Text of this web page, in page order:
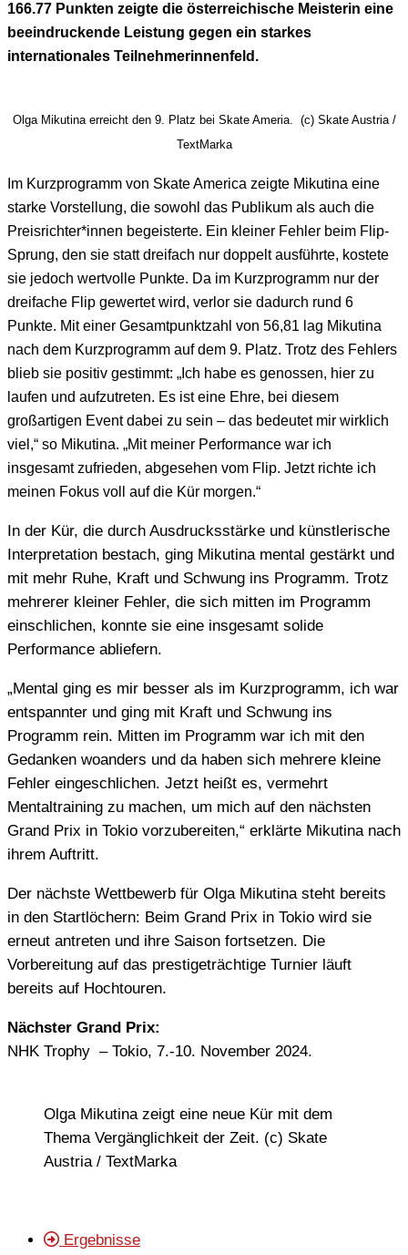
166.77 Punkten zeigte die österreichische Meisterin eine
beeindruckende Leistung gegen ein starkes
internationales Teilnehmerinnenfeld.
Olga Mikutina erreicht den 9. Platz bei Skate Ameria. (c) Skate Austria /
TextMarka
Im Kurzprogramm von Skate America zeigte Mikutina eine
starke Vorstellung, die sowohl das Publikum als auch die
Preisrichter*innen begeisterte. Ein kleiner Fehler beim Flip-
Sprung, den sie statt dreifach nur doppelt ausführte, kostete
sie jedoch wertvolle Punkte. Da im Kurzprogramm nur der
dreifache Flip gewertet wird, verlor sie dadurch rund 6
Punkte. Mit einer Gesamtpunktzahl von 56,81 lag Mikutina
nach dem Kurzprogramm auf dem 9. Platz. Trotz des Fehlers
blieb sie positiv gestimmt: „Ich habe es genossen, hier zu
laufen und aufzutreten. Es ist eine Ehre, bei diesem
großartigen Event dabei zu sein – das bedeutet mir wirklich
viel,“ so Mikutina. „Mit meiner Performance war ich
insgesamt zufrieden, abgesehen vom Flip. Jetzt richte ich
meinen Fokus voll auf die Kür morgen.“
In der Kür, die durch Ausdrucksstärke und künstlerische
Interpretation bestach, ging Mikutina mental gestärkt und
mit mehr Ruhe, Kraft und Schwung ins Programm. Trotz
mehrerer kleiner Fehler, die sich mitten im Programm
einschlichen, konnte sie eine insgesamt solide
Performance abliefern.
„Mental ging es mir besser als im Kurzprogramm, ich war
entspannter und ging mit Kraft und Schwung ins
Programm rein. Mitten im Programm war ich mit den
Gedanken woanders und da haben sich mehrere kleine
Fehler eingeschlichen. Jetzt heißt es, vermehrt
Mentaltraining zu machen, um mich auf den nächsten
Grand Prix in Tokio vorzubereiten,“ erklärte Mikutina nach
ihrem Auftritt.
Der nächste Wettbewerb für Olga Mikutina steht bereits
in den Startlöchern: Beim Grand Prix in Tokio wird sie
erneut antreten und ihre Saison fortsetzen. Die
Vorbereitung auf das prestigeträchtige Turnier läuft
bereits auf Hochtouren.
Nächster Grand Prix:
NHK Trophy – Tokio, 7.-10. November 2024.
Olga Mikutina zeigt eine neue Kür mit dem
Thema Vergänglichkeit der Zeit. (c) Skate
Austria / TextMarka
Ergebnisse